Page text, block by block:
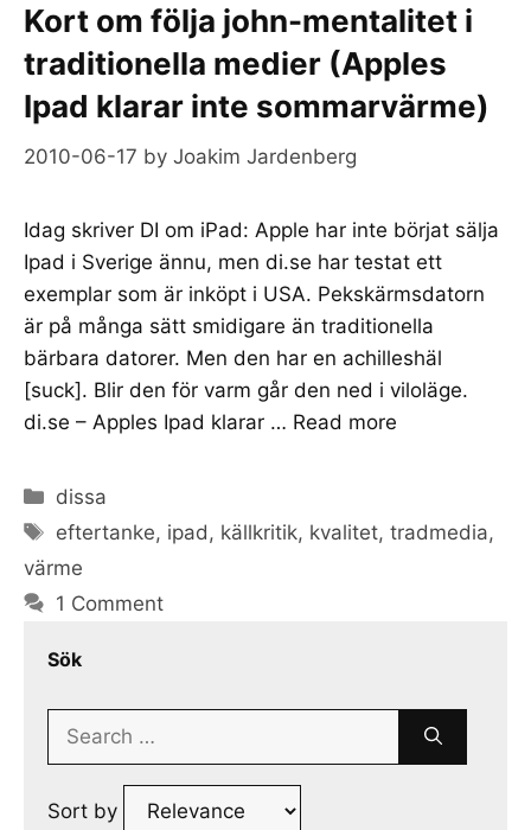
Kort om följa john-mentalitet i
traditionella medier (Apples
Ipad klarar inte sommarvärme)
2010-06-17 by Joakim Jardenberg
Idag skriver DI om iPad: Apple har inte börjat sälja
Ipad i Sverige ännu, men di.se har testat ett
exemplar som är inköpt i USA. Pekskärmsdatorn
är på många sätt smidigare än traditionella
bärbara datorer. Men den har en achilleshäl
[suck]. Blir den för varm går den ned i viloläge.
di.se – Apples Ipad klarar … Read more
Categories
dissa
Tags
eftertanke, ipad , källkritik, kvalitet,tradmedia,
värme
1 Comment
Sök
Search
Sort by